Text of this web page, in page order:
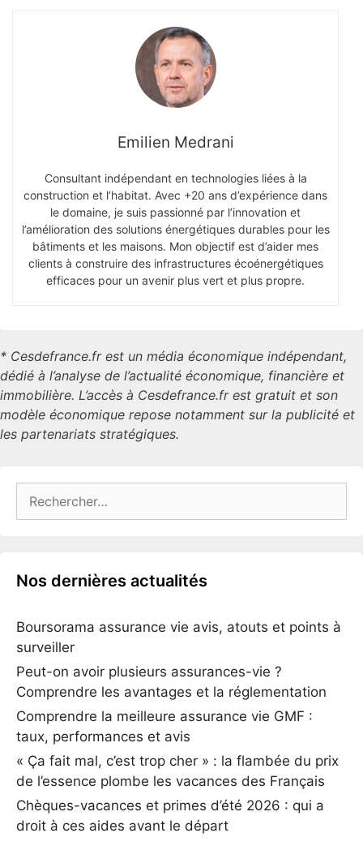
Emilien Medrani
Consultant indépendant en technologies liées à la
construction et l’habitat. Avec +20 ans d’expérience dans
le domaine, je suis passionné par l’innovation et
l’amélioration des solutions énergétiques durables pour les
bâtiments et les maisons. Mon objectif est d’aider mes
clients à construire des infrastructures écoénergétiques
efficaces pour un avenir plus vert et plus propre.
* Cesdefrance.fr est un média économique indépendant,
dédié à l’analyse de l’actualité économique, financière et
immobilière. L’accès à Cesdefrance.fr est gratuit et son
modèle économique repose notamment sur la publicité et
les partenariats stratégiques.
Nos dernières actualités
Boursorama assurance vie avis, atouts et points à
surveiller
Peut-on avoir plusieurs assurances-vie ?
Comprendre les avantages et la réglementation
Comprendre la meilleure assurance vie GMF :
taux, performances et avis
« Ça fait mal, c’est trop cher » : la flambée du prix
de l’essence plombe les vacances des Français
Chèques-vacances et primes d’été 2026 : qui a
droit à ces aides avant le départ